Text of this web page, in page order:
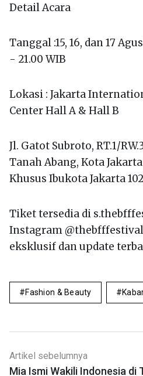
Detail Acara
Tanggal :15, 16, dan 17
- 21.00 WIB
Lokasi : Jakarta
Center Hall A & Hall B
Jl. Gatot Subroto, RT.1/
Tanah Abang, Kota
Khusus Ibukota Jakarta
Tiket tersedia di
Instagram
eksklusif dan update
Fashion & Beauty
Artikel sebelumnya
Mia Ismi Wakili Indonesia di